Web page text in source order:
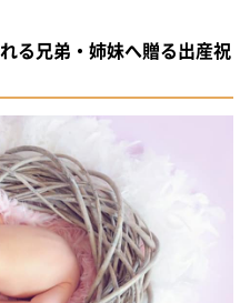
る兄弟・姉妹へ贈る出産祝